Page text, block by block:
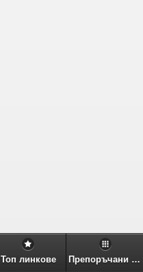
Топ линкове Препоръчани линкове